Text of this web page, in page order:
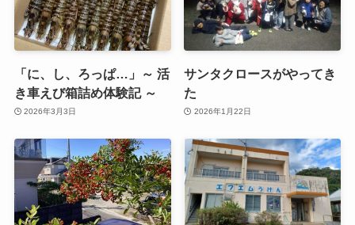
「に、し、ろっぱ…」～ 活
き車えび箱詰め体験記 ～
2026年3月3日
サンタクロースがやってき
た
2026年1月22日